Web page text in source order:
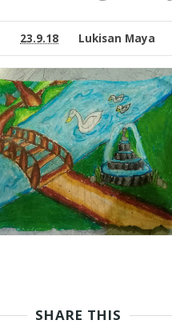
23.9.18 Lukisan Maya
SHARE THIS